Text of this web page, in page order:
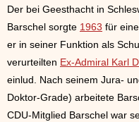
Der bei Geesthacht in
Barschel sorgte 1963 für
er in seiner Funktion als
verurteilten Ex-Admiral Karl
einlud. Nach seinem Jura-
Doktor-Grade) arbeitete
CDU-Mitglied Barschel war